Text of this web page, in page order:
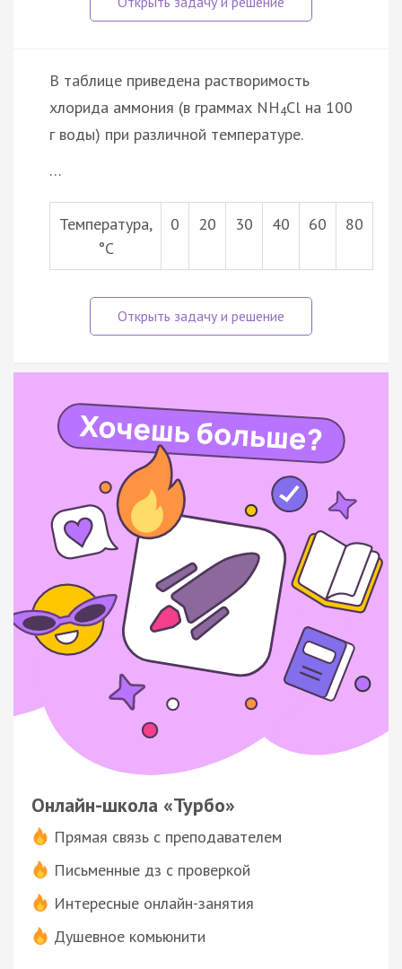
В таблице приведена растворимость
хлорида аммония (в граммах NН4Сl на 100
г воды) при различной температуре.
…
Температура,
°С
0 20 30 40 60 80
Онлайн-школа «Турбо»
Прямая связь с преподавателем
Письменные дз с проверкой
Интересные онлайн-занятия
Душевное комьюнити